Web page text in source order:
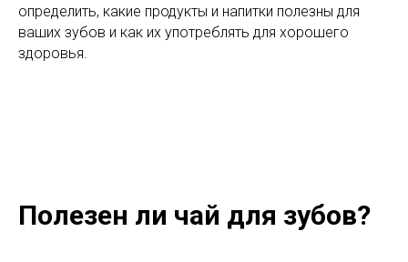
определить, какие продукты и напитки полезны для
ваших зубов и как их употреблять для хорошего
здоровья.
Полезен ли чай для зубов?